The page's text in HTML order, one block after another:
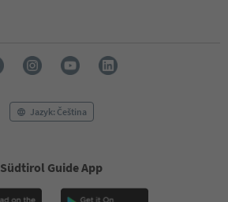
Jazyk: Čeština
Südtirol Guide App